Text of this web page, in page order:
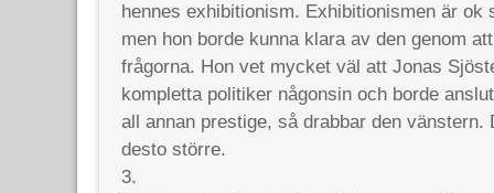
hennes exhibitionism. Exhibitionismen är ok
men hon borde kunna klara av den genom
frågorna. Hon vet mycket väl att Jonas
kompletta politiker någonsin och borde
all annan prestige, så drabbar den vänstern.
desto större.
3.